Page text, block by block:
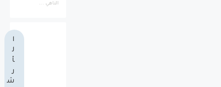
الناهي ...
ا
ل
أ
ر
ش